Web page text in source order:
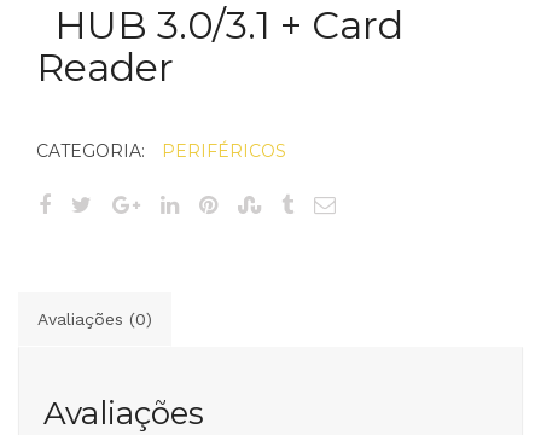
HUB 3.0/3.1 + Card
Reader
CATEGORIA: PERIFÉRICOS
Avaliações (0)
Avaliações